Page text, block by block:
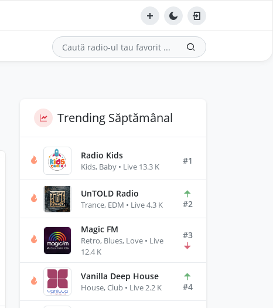
Trending Săptămânal
Radio Kids
Kids, Baby • Live 13.3 K
#1
UnTOLD Radio
Trance, EDM • Live 4.3 K #2
Magic FM
Retro, Blues, Love • Live
12.4 K
#3
Vanilla Deep House
House, Club • Live 2.2 K #4